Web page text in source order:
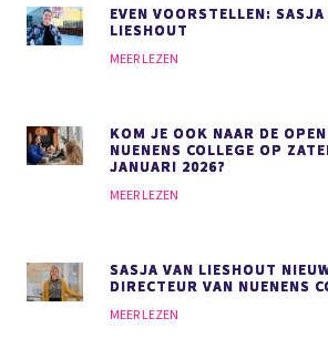
EVEN VOORSTELLEN:
LIESHOUT
MEER LEZEN
KOM JE OOK NAAR DE
NUENENS COLLEGE OP
JANUARI 2026?
MEER LEZEN
SASJA VAN LIESHOUT
DIRECTEUR VAN NUENENS
MEER LEZEN